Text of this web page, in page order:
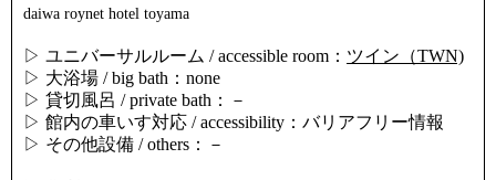
daiwa roynet hotel toyama
▷ ユニバーサルルーム / accessible room： ツイン（TWN)
▷ 大浴場 / big bath：none
▷ 貸切風呂 / private bath：－
▷ 館内の車いす対応 / accessibility：バリアフリー情報
▷ その他設備 / others：－